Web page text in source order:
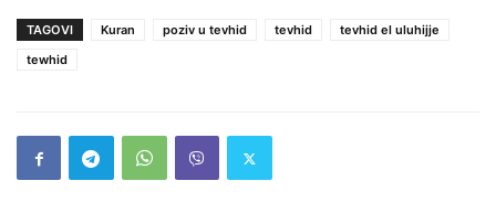
TAGOVI Kuran poziv u tevhid tevhid
tevhid el uluhijje
tewhid